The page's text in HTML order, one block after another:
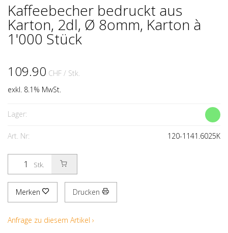
Kaffeebecher bedruckt aus
Karton, 2dl, Ø 8omm, Karton à
1'000 Stück
109.90 CHF / Stk.
exkl. 8.1% MwSt.
Lager:
Art. Nr: 120-1141.6025K
Stk.
Merken Drucken
Anfrage zu diesem Artikel ›